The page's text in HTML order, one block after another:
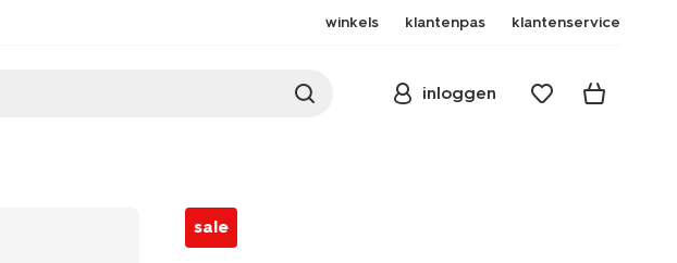
winkels klantenpas klantenservice
inloggen
sale